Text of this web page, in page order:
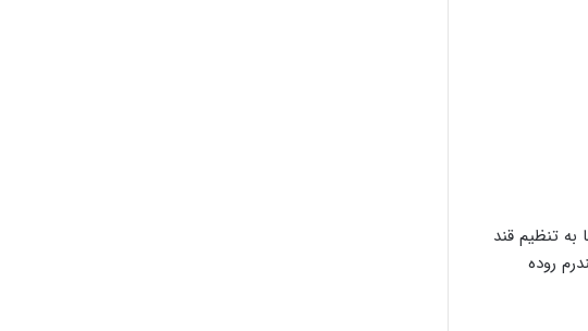
تنظیم قند
روده